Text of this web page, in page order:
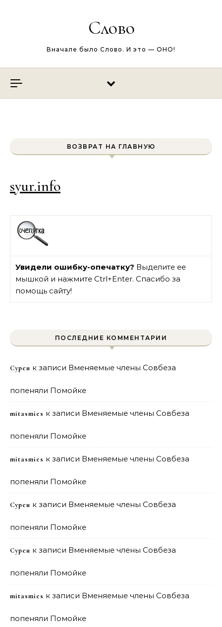
Слово
Вначале было Слово. И это — ОНО!
ВОЗВРАТ НА ГЛАВНУЮ
syur.info
Увидели ошибку-опечатку? Выделите ее
мышкой и нажмите Ctrl+Enter. Спасибо за
помощь сайту!
ПОСЛЕДНИЕ КОММЕНТАРИИ
Сурен к записи Вменяемые члены Совбеза
попеняли Помойке
mitasmies к записи Вменяемые члены Совбеза
попеняли Помойке
mitasmies к записи Вменяемые члены Совбеза
попеняли Помойке
Сурен к записи Вменяемые члены Совбеза
попеняли Помойке
Сурен к записи Вменяемые члены Совбеза
попеняли Помойке
mitasmies к записи Вменяемые члены Совбеза
попеняли Помойке